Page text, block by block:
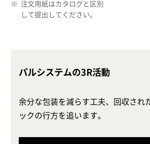
注文用紙はカタログと区別
して提出してください。
パルシステムの3R活動
余分な包装を減らす工夫、回収され
ックの行方を追います。